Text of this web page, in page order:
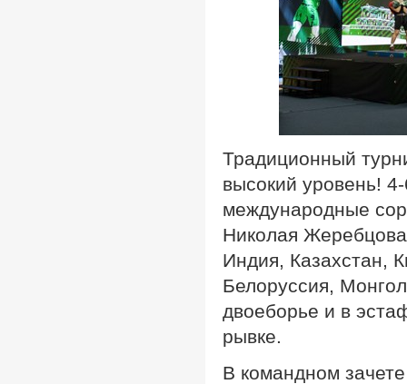
Традиционный
высокий уровень!
международные
Николая
Индия, Казахстан,
Белоруссия,
двоеборье и в
рывке.
В командном